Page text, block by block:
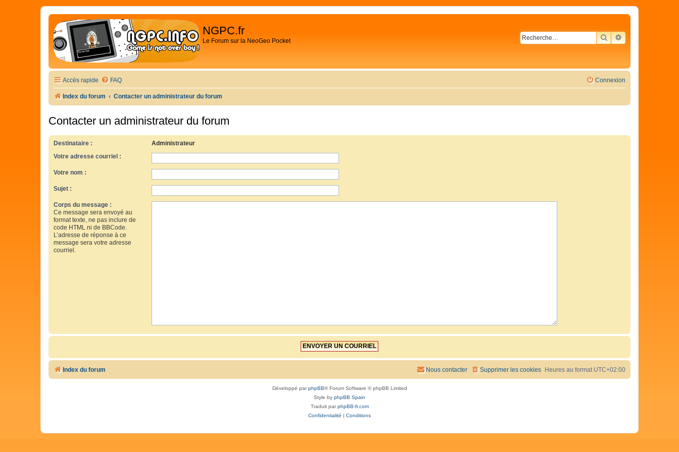
NGPC.fr
Le Forum sur la NeoGeo Pocket RECHERCHER
RECHERCHE
Accès rapide FAQ Connexion
Index du forum Contacter un administrateur du forum
Contacter un administrateur du forum
Destinataire :
Administrateur
Votre adresse courriel :
Votre nom :
Sujet :
Corps du message :
Ce message sera envoyé au
format texte, ne pas inclure de
code HTML ni de BBCode.
L’adresse de réponse à ce
message sera votre adresse
courriel.
Index du forum Heures au format UTC+02:00
Supprimer les cookies
Nous contacter
Développé parphpBB® Forum Software © phpBB Limited
Style by phpBB Spain
Traduit parphpBB-fr.com
Confidentialité | Conditions